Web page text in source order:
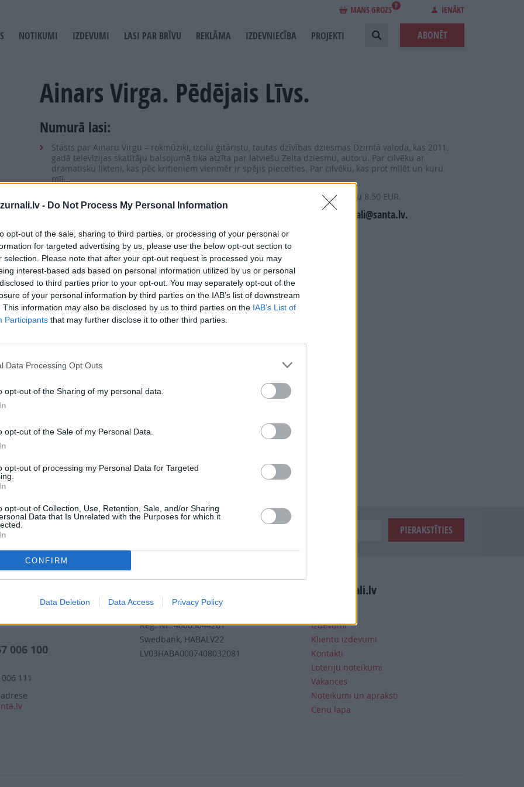
- Do Not Process My Personal Information
opt-out of the sale, sharing to third parties, or processing of your personal or
for targeted advertising by us, please use the below opt-out section to
selection. Please note that after your opt-out request is processed you may
interest-based ads based on personal information utilized by us or personal
to third parties prior to your opt-out. You may separately opt-out of the
of your personal information by third parties on the IAB’s list of downstream
This information may also be disclosed by us to third parties on the IAB’s List of
Participants that may further disclose it to other third parties.
Data Processing Opt Outs
opt-out of the Sharing of my personal data.
opt-out of the Sale of my Personal Data.
opt-out of processing my Personal Data for Targeted
opt-out of Collection, Use, Retention, Sale, and/or Sharing
Data that Is Unrelated with the Purposes for which it
CONFIRM
Data Deletion Data Access Privacy Policy
MANS GROZS 0 IENĀKT
NOTIKUMI IZDEVUMI LASI PAR BRĪVU REKLĀMA IZDEVNIECĪBA PROJEKTI ABONĒT
Ainars Virga. Pēdējais Līvs.
Numurā lasi:
Stāsts par Ainaru Virgu – rokmūziķi, izcilu ģitāristu, tautas dzīvības dziesmas Dzimtā valoda, kas 2011.
gadā televīzijas skatītāju balsojumā tika atzīta par latviešu Zelta dziesmu, autoru. Par cilvēku ar
dramatisku likteni, kas pēc kritieniem vienmēr ir spējis piecelties. Par cilvēku, kas prot mīlēt un kuru
mīl...
Īpašā cena - ar Latvijas Pasta piegādi 6,50 EUR, ar piegādi uz Omniva pakomātu 8.50 EUR.
Pasūti grāmatu, zvanot pa tālr. 67 006 114, vai rakstot uz e-pastu manizurnali@santa.lv.
*Grāmata tiks piegādāta uz Jums tuvāko Omniva pakomātu vai Pasta nodaļu.
006 100
111
Reģ. Nr: 40003044261
Swedbank, HABALV22
LV03HABA0007408032081
Manizurnali.lv
Izdevumi
Klientu izdevumi
Kontakti
Loteriju noteikumi
Vakances
Noteikumi un apraksti
Cenu lapa